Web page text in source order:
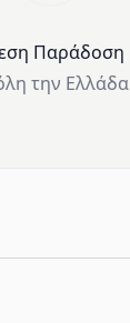
Παράδοση
την Ελλάδα